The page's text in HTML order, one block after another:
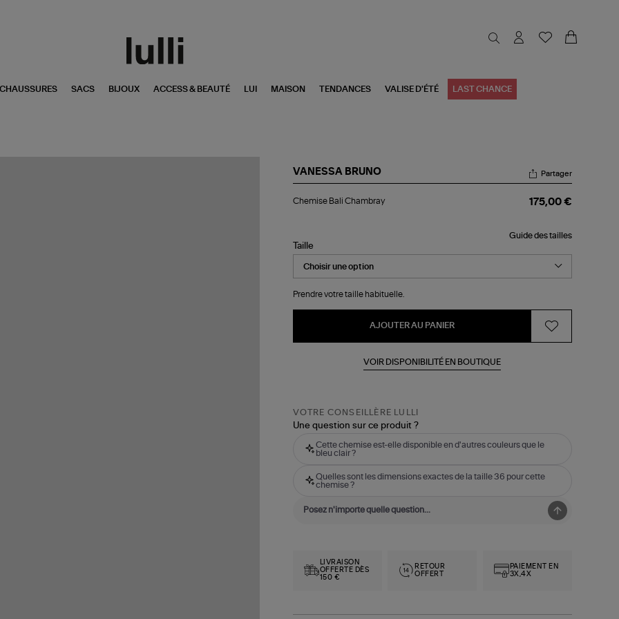
CHAUSSURES SACS BIJOUX ACCESS & BEAUTÉ LUI MAISON TENDANCES VALISE D'ÉTÉ LAST CHANCE
VANESSA BRUNO
Bali
Partager
Chemise Bali Chambray 175,00 €
Guide des tailles
Taille
Prendre votre taille habituelle.
AJOUTER AU PANIER
VOIR DISPONIBILITÉ EN BOUTIQUE
VOTRE CONSEILLÈRE LULLI
Une question sur ce produit ?
Cette chemise est-elle disponible en d'autres couleurs que le
bleu clair ?
Quelles sont les dimensions exactes de la taille 36 pour cette
chemise ?
LIVRAISON
OFFERTE DÈS
150 €
RETOUR
OFFERT
PAIEMENT EN
3X,4X